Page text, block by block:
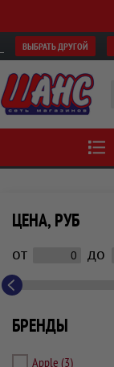
ВЫБРАТЬ ДРУГОЙ
ЦЕНА, РУБ
от до
БРЕНДЫ
Apple (3)